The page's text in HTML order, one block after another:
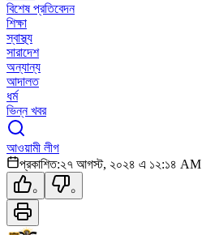
বিশেষ প্রতিবেদন
শিক্ষা
স্বাস্থ্য
সারাদেশ
অন্যান্য
আদালত
ধর্ম
ভিন্ন খবর
আওয়ামী লীগ
প্রকাশিত:২৭ আগস্ট, ২০২৪ এ ১২:১৪ AM
০ ০